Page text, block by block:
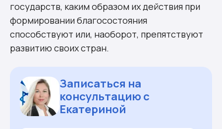
государств, каким образом их действия при
формировании благосостояния
способствуют или, наоборот, препятствуют
развитию своих стран.
Записаться на
консультацию с
Екатериной